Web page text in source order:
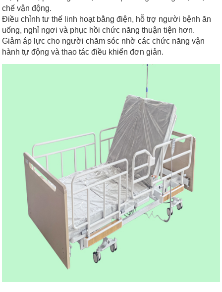
chế vận động.
Điều chỉnh tư thế linh hoạt bằng điện, hỗ trợ người bệnh ăn
uống, nghỉ ngơi và phục hồi chức năng thuận tiện hơn.
Giảm áp lực cho người chăm sóc nhờ các chức năng vận
hành tự động và thao tác điều khiển đơn giản.